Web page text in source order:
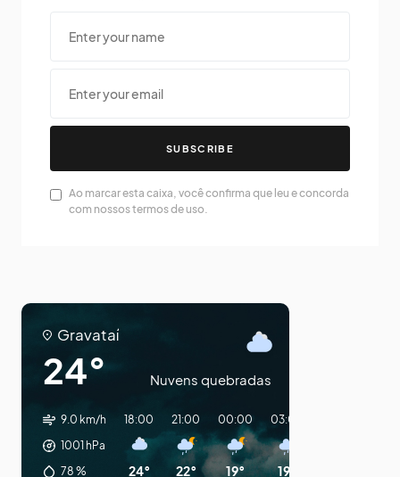
SUBSCRIBE
Ao marcar esta caixa, você confirma que leu e concorda
com nossos termos de uso.
Gravataí
24° Nuvens quebradas
9.0 km/h
1001 hPa
78 %
18:00
24°
21:00
22°
00:00
19°
03:00
19°